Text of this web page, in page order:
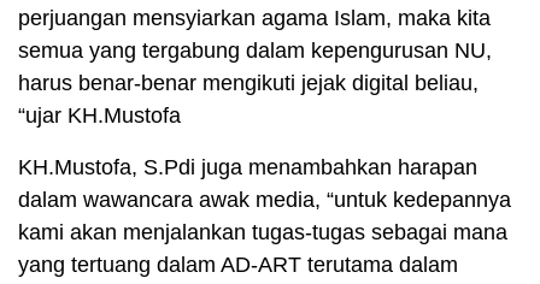
perjuangan mensyiarkan agama Islam, maka kita
semua yang tergabung dalam kepengurusan NU,
harus benar-benar mengikuti jejak digital beliau,
“ujar KH.Mustofa
KH.Mustofa, S.Pdi juga menambahkan harapan
dalam wawancara awak media, “untuk kedepannya
kami akan menjalankan tugas-tugas sebagai mana
yang tertuang dalam AD-ART terutama dalam